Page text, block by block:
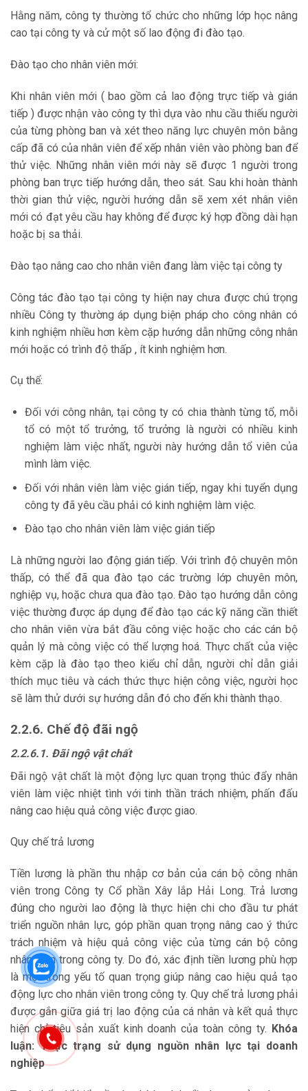
Hằng năm, công ty thường tổ chức cho những lớp học nâng
cao tại công ty và cử một số lao động đi đào tạo.
Đào tạo cho nhân viên mới:
Khi nhân viên mới ( bao gồm cả lao động trực tiếp và gián
tiếp ) được nhận vào công ty thì dựa vào nhu cầu thiếu người
của từng phòng ban và xét theo năng lực chuyên môn bằng
cấp đã có của nhân viên để xếp nhân viên vào phòng ban để
thử việc. Những nhân viên mới này sẽ được 1 người trong
phòng ban trực tiếp hướng dẫn, theo sát. Sau khi hoàn thành
thời gian thử việc, người hướng dẫn sẽ xem xét nhân viên
mới có đạt yêu cầu hay không để được ký hợp đồng dài hạn
hoặc bị sa thải.
Đào tạo nâng cao cho nhân viên đang làm việc tại công ty
Công tác đào tạo tại công ty hiện nay chưa được chú trọng
nhiều Công ty thường áp dụng biện pháp cho công nhân có
kinh nghiệm nhiều hơn kèm cặp hướng dẫn những công nhân
mới hoặc có trình độ thấp , ít kinh nghiệm hơn.
Cụ thể:
Đối với công nhân, tại công ty có chia thành từng tổ, mỗi
tổ có một tổ trưởng, tổ trưởng là người có nhiều kinh
nghiệm làm việc nhất, người này hướng dẫn tổ viên của
mình làm việc.
Đối với nhân viên làm việc gián tiếp, ngay khi tuyển dụng
công ty đã yêu cầu phải có kinh nghiệm làm việc.
Đào tạo cho nhân viên làm việc gián tiếp
Là những người lao động gián tiếp. Với trình độ chuyên môn
thấp, có thể đã qua đào tạo các trường lớp chuyên môn,
nghiệp vụ, hoặc chưa qua đào tạo. Đào tạo hướng dẫn công
việc thường được áp dụng để đào tạo các kỹ năng cần thiết
cho nhân viên vừa bắt đầu công việc hoặc cho các cán bộ
quản lý mà công việc có thể lượng hoá. Thực chất của việc
kèm cặp là đào tạo theo kiểu chỉ dẫn, người chỉ dẫn giải
thích mục tiêu và cách thức thực hiện công việc, người học
sẽ làm thử dưới sự hướng dẫn đó cho đến khi thành thạo.
2.2.6. Chế độ đãi ngộ
2.2.6.1. Đãi ngộ vật chất
Đãi ngộ vật chất là một động lực quan trọng thúc đẩy nhân
viên làm việc nhiệt tình với tinh thần trách nhiệm, phấn đấu
nâng cao hiệu quả công việc được giao.
Quy chế trả lương
Tiền lương là phần thu nhập cơ bản của cán bộ công nhân
viên trong Công ty Cổ phần Xây lắp Hải Long. Trả lương
đúng cho người lao động là thực hiện chi cho đầu tư phát
triển nguồn nhân lực, góp phần quan trọng nâng cao ý thức
trách nhiệm và hiệu quả công việc của từng cán bộ công
nhân viên trong công ty. Do đó, xác định tiền lương phù hợp
là một trong yếu tố quan trọng giúp nâng cao hiệu quả tạo
động lực cho nhân viên trong công ty. Quy chế trả lương phải
được gắn giữa giá trị lao động của cá nhân và kết quả thực
hiện chỉ tiêu sản xuất kinh doanh của toàn công ty. Khóa
luận: Thực trạng sử dụng nguồn nhân lực tại doanh
nghiệp